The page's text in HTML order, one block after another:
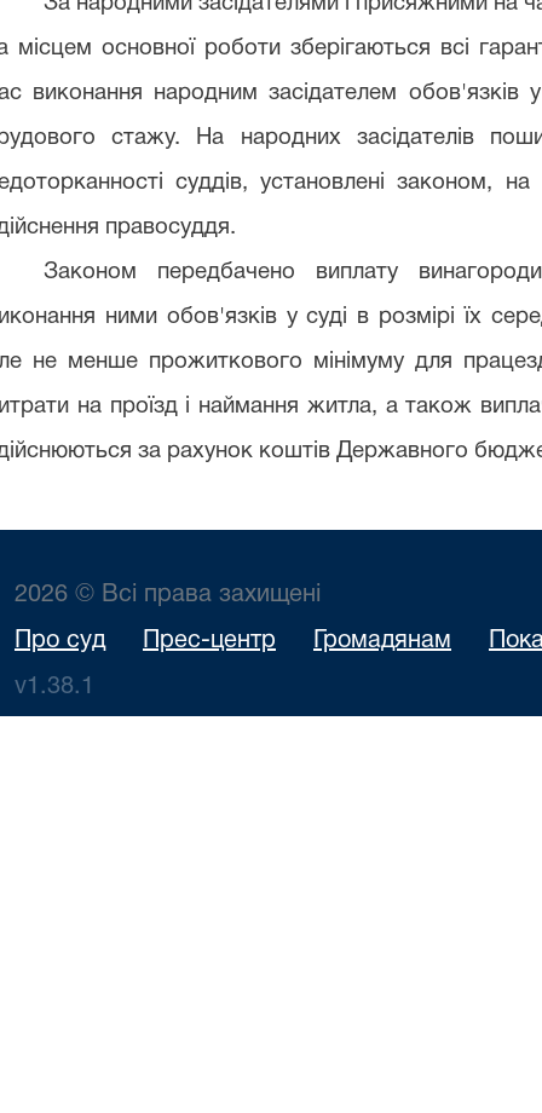
За народними засідателями і присяжними на
місцем основної роботи зберігаються всі
виконання народним засідателем обов'язків
стажу. На народних засідателів
суддів, установлені законом,
правосуддя.
Законом передбачено виплату
ними обов'язків у суді в розмірі їх
не менше прожиткового мінімуму для
на проїзд і наймання житла, а також
за рахунок коштів Державного
2026 © Всі права захищені
Про суд Прес-центр Громадянам
v1.38.1